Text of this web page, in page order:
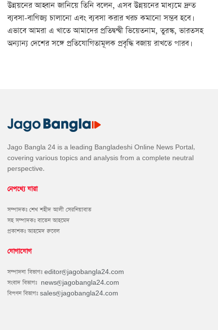
উন্নয়নের আহ্বান জানিয়ে তিনি বলেন, এসব উন্নয়নের মাধ্যমে দ্রুত
ব্যবসা-বাণিজ্য চালানো এবং ব্যবসা করার খরচ কমানো সম্ভব হবে।
এভাবে আমরা এ খাতে আমাদের প্রতিদ্বন্দ্বী ভিয়েতনাম, তুরস্ক, ভারতসহ
অন্যান্য দেশের সঙ্গে প্রতিযোগিতামূলক প্রবৃদ্ধি বজায় রাখতে পারব।
Jago Bangla 24 is a leading Bangladeshi Online News Portal,
covering various topics and analysis from a complete neutral
perspective.
নেপথ্যে যারা
সম্পাদকঃ শেখ শহীদ আলী সেরনিয়াবাত
সহ সম্পাদকঃ বাতেন আহমেদ
প্রকাশকঃ আহমেদ রুবেল
যোগাযোগ
সম্পাদনা বিভাগঃ editor@jagobangla24.com
সংবাদ বিভাগঃ news@jagobangla24.com
বিপণন বিভাগঃ sales@jagobangla24.com